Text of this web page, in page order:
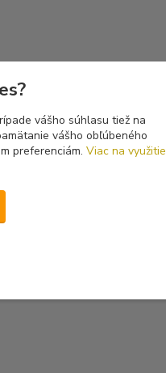
vášho súhlasu tiež na
vášho obľúbeného
preferenciám. Viac na využitie